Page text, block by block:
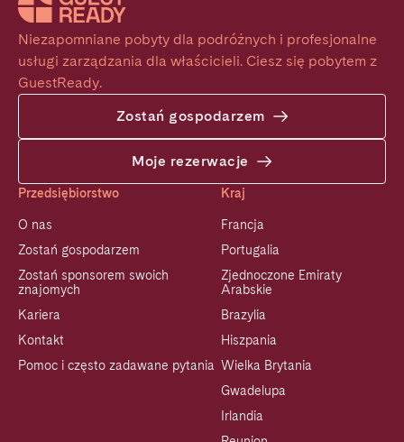
Niezapomniane pobyty dla podróżnych i profesjonalne
usługi zarządzania dla właścicieli. Ciesz się pobytem z
GuestReady.
Zostań gospodarzem
Moje rezerwacje
Przedsiębiorstwo
O nas
Zostań gospodarzem
Zostań sponsorem swoich
znajomych
Kariera
Kontakt
Pomoc i często zadawane pytania
Kraj
Francja
Portugalia
Zjednoczone Emiraty
Arabskie
Brazylia
Hiszpania
Wielka Brytania
Gwadelupa
Irlandia